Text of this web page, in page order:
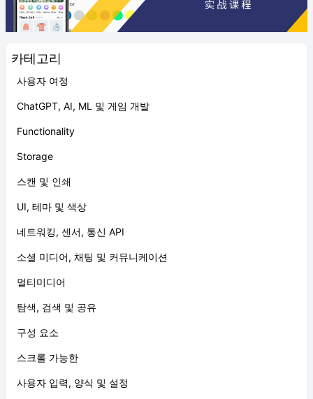
카테고리
사용자 여정
ChatGPT, AI, ML 및 게임 개발
Functionality
Storage
스캔 및 인쇄
UI, 테마 및 색상
네트워킹, 센서, 통신 API
소셜 미디어, 채팅 및 커뮤니케이션
멀티미디어
탐색, 검색 및 공유
구성 요소
스크롤 가능한
사용자 입력, 양식 및 설정